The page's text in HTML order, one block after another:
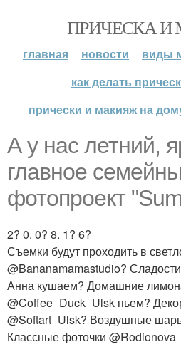
ПРИЧЕСКА
главная новости
виды
как делать
прически и макияж на
А у нас летний,
главное
фотопроект
2? 0. 0? 8. 1? 6?
Съемки будут проходить в
@Bananamamastudio?
Анна кушаем? Домашние
@Coffee_Duck_Ulsk пьем?
@Softart_Ulsk? Воздушные
Классные фоточки